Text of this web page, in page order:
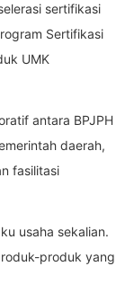
sertifikasi
Sertifikasi
UMK
antara BPJPH
daerah,
fasilitasi
usaha sekalian.
produk yang